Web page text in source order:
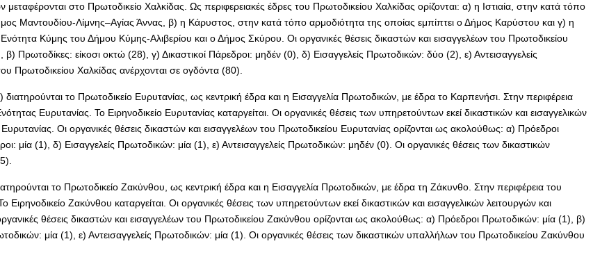
μεταφέρονται στο Πρωτοδικείο Χαλκίδας. Ως περιφερειακές έδρες του Πρωτοδικείου Χαλκίδας ορίζονται: α) η Ιστιαία, στην κατά τόπο
Μαντουδίου-Λίμνης–Αγίας Άννας, β) η Κάρυστος, στην κατά τόπο αρμοδιότητα της οποίας εμπίπτει ο Δήμος Καρύστου και γ) η
Κύμης του Δήμου Κύμης-Αλιβερίου και ο Δήμος Σκύρου. Οι οργανικές θέσεις δικαστών και εισαγγελέων του Πρωτοδικείου
Πρωτοδίκες: είκοσι οκτώ (28), γ) Δικαστικοί Πάρεδροι: μηδέν (0), δ) Εισαγγελείς Πρωτοδικών: δύο (2), ε) Αντεισαγγελείς
Πρωτοδικείου Χαλκίδας ανέρχονται σε ογδόντα (80).
το Πρωτοδικείο Ευρυτανίας, ως κεντρική έδρα και η Εισαγγελία Πρωτοδικών, με έδρα το Καρπενήσι. Στην περιφέρεια
Ευρυτανίας. Το Ειρηνοδικείο Ευρυτανίας καταργείται. Οι οργανικές θέσεις των υπηρετούντων εκεί δικαστικών και εισαγγελικών
Οι οργανικές θέσεις δικαστών και εισαγγελέων του Πρωτοδικείου Ευρυτανίας ορίζονται ως ακολούθως: α) Πρόεδροι
μία (1), δ) Εισαγγελείς Πρωτοδικών: μία (1), ε) Αντεισαγγελείς Πρωτοδικών: μηδέν (0). Οι οργανικές θέσεις των δικαστικών
το Πρωτοδικείο Ζακύνθου, ως κεντρική έδρα και η Εισαγγελία Πρωτοδικών, με έδρα τη Ζάκυνθο. Στην περιφέρεια του
Ζακύνθου καταργείται. Οι οργανικές θέσεις των υπηρετούντων εκεί δικαστικών και εισαγγελικών λειτουργών και
θέσεις δικαστών και εισαγγελέων του Πρωτοδικείου Ζακύνθου ορίζονται ως ακολούθως: α) Πρόεδροι Πρωτοδικών: μία (1), β)
μία (1), ε) Αντεισαγγελείς Πρωτοδικών: μία (1). Οι οργανικές θέσεις των δικαστικών υπαλλήλων του Πρωτοδικείου Ζακύνθου